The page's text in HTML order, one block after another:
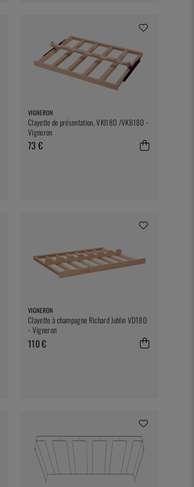
VIGNERON
Clayette de présentation, VKI180 /VKB180 -
Vigneron
73 €
VIGNERON
Clayette à champagne Richard Juhlin VD180
- Vigneron
110 €